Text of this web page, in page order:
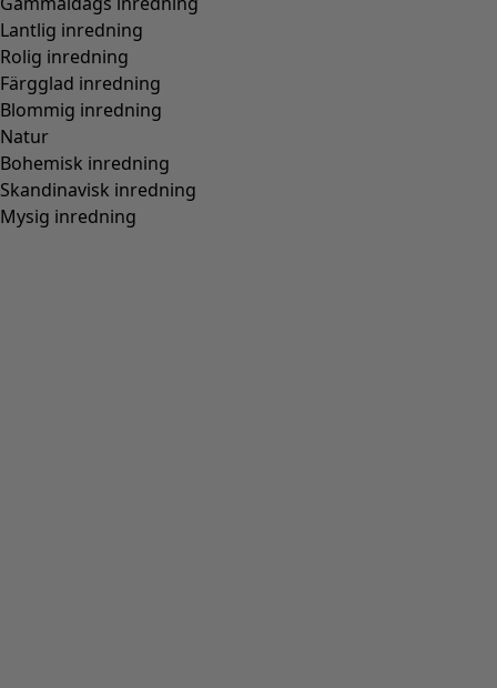
Lantlig inredning
Rolig inredning
Färgglad inredning
Blommig inredning
Natur
Bohemisk inredning
Skandinavisk inredning
Mysig inredning